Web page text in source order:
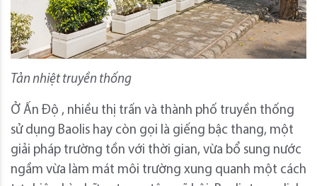
Tản nhiệt truyền thống
Ở Ấn Độ , nhiều thị trấn và thành phố truyền thống
sử dụng Baolis hay còn gọi là giếng bậc thang, một
giải pháp trường tồn với thời gian, vừa bổ sung nước
ngầm vừa làm mát môi trường xung quanh một cách